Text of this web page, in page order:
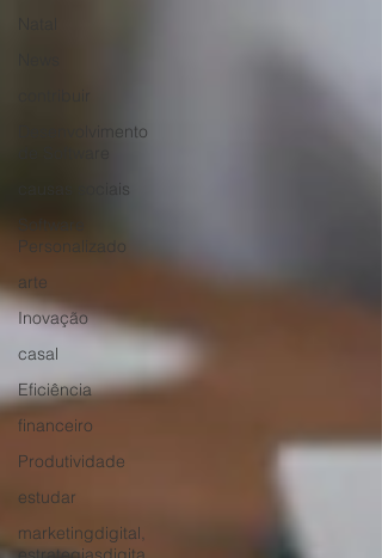
Desenvolvimento
causas sociais
Personalizado
arte
Inovação
casal
Eficiência
financeiro
Produtividade
estudar
marketingdigital,